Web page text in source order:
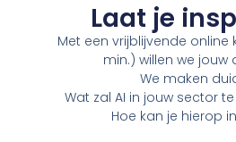
Laat je
Met een vrijblijvende online
min.) willen we jouw
We maken
Wat zal AI in jouw sector
Hoe kan je hierop